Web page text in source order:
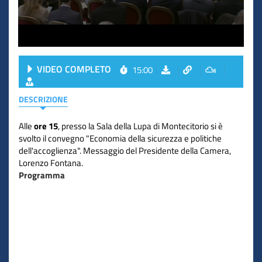
VIDEO COMPLETO 15:00
DESCRIZIONE
Alleore 15, presso la Sala della Lupa di Montecitorio si è
svolto il convegno "Economia della sicurezza e politiche
dell'accoglienza". Messaggio del Presidente della Camera,
Lorenzo Fontana.
Programma